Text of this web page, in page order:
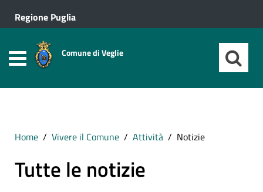
Regione Puglia
Comune di Veglie
Home Vivere il Comune Attività Notizie
Tutte le notizie